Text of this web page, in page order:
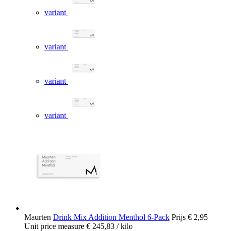
variant
variant
variant
variant
Maurten Drink Mix Addition Menthol 6-Pack Prijs € 2,95
Unit price measure € 245,83 / kilo